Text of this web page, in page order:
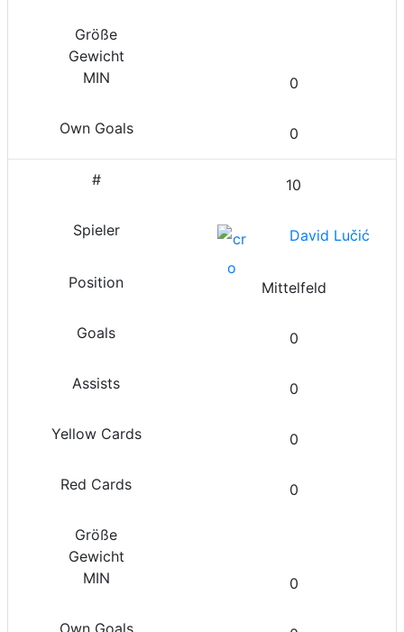
0
0
10
David Lučić
Mittelfeld
0
0
0
0
0